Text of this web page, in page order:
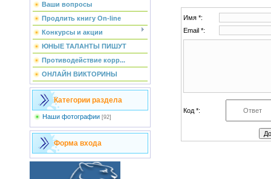
Ваши вопросы
Продлить книгу On-line
Конкурсы и акции
ЮНЫЕ ТАЛАНТЫ ПИШУТ
Противодействие корр...
ОНЛАЙН ВИКТОРИНЫ
Категории раздела
Наши фотографии [92]
Форма входа
Имя *:
Email *:
Код *: